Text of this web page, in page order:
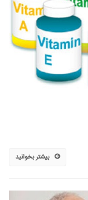
بیشتر بخوانید